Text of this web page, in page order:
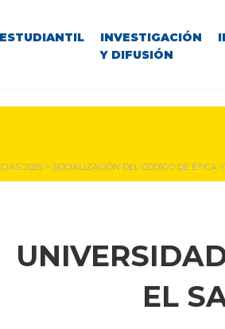
INVESTIGACIÓN
Y DIFUSIÓN
2025 > SOCIALIZACIÓN DEL CÓDIGO DE
EL